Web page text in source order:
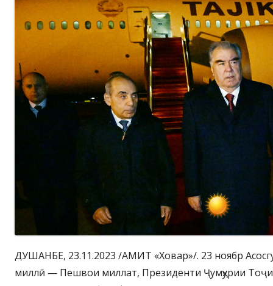
ДУШАНБЕ, 23.11.2023 /АМИТ «Ховар»/. 23 ноябр
миллӣ — Пешвои миллат, Президенти Ҷумҳурии